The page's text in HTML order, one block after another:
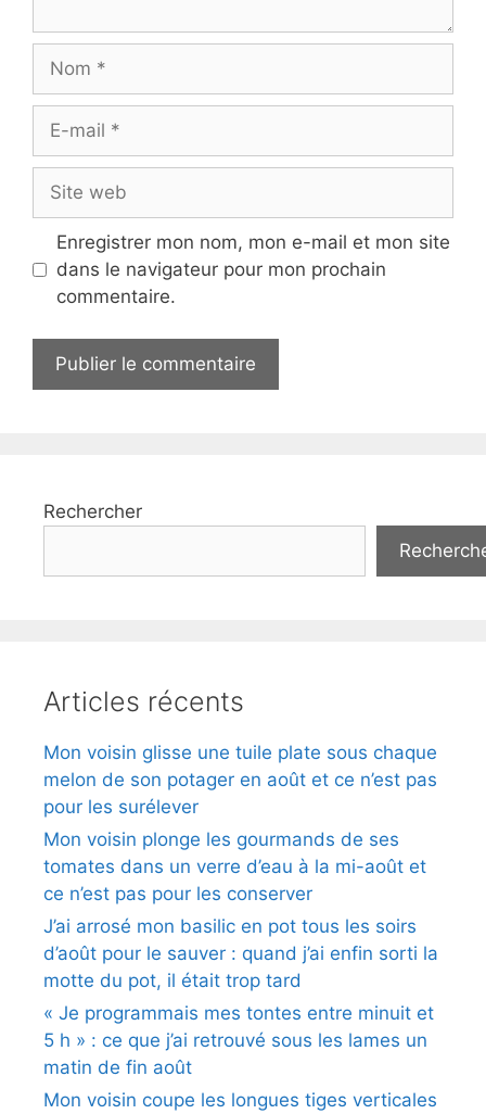
Nom
Site
web
Enregistrer mon nom, mon e-mail et mon site
dans le navigateur pour mon prochain
commentaire.
Rechercher
Articles récents
Mon voisin glisse une tuile plate sous chaque
melon de son potager en août et ce n’est pas
pour les surélever
Mon voisin plonge les gourmands de ses
tomates dans un verre d’eau à la mi-août et
ce n’est pas pour les conserver
J’ai arrosé mon basilic en pot tous les soirs
d’août pour le sauver : quand j’ai enfin sorti la
motte du pot, il était trop tard
« Je programmais mes tontes entre minuit et
5 h » : ce que j’ai retrouvé sous les lames un
matin de fin août
Mon voisin coupe les longues tiges verticales